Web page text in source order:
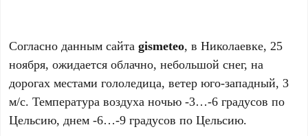
Согласно данным сайтаgismeteo, в Николаевке, 25
ноября, ожидается облачно, небольшой снег, на
дорогах местами гололедица, ветер юго-западный, 3
м/с. Температура воздуха ночью -3…-6 градусов по
Цельсию, днем -6…-9 градусов по Цельсию.